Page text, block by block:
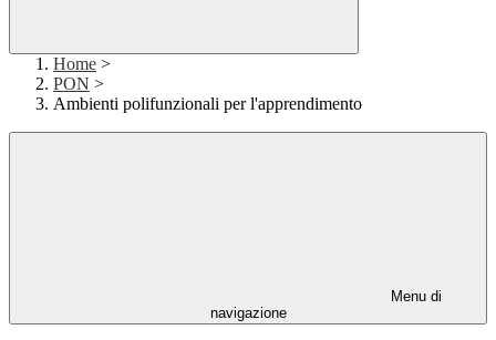
Home >
PON >
Ambienti polifunzionali per l'apprendimento
Menu di
navigazione